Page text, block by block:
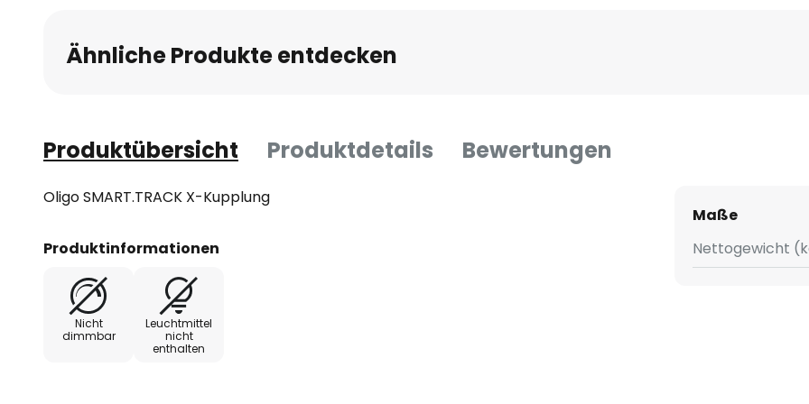
Ähnliche Produkte entdecken
Produktübersicht Produktdetails Bewertungen
Oligo SMART.TRACK X-Kupplung
Produktinformationen
Nicht
dimmbar
Leuchtmittel
nicht
enthalten
Maße
Nettogewicht